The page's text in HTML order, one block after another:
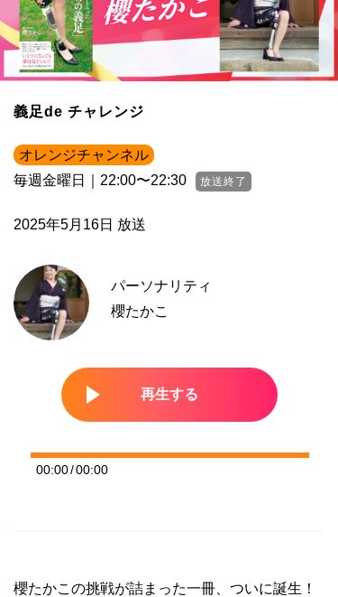
義足de チャレンジ
オレンジチャンネル
毎週金曜日｜22:00〜22:30
放送終了
2025年5月16日 放送
パーソナリティ
櫻たかこ
00:00/00:00
櫻たかこの挑戦が詰まった一冊、ついに誕生！